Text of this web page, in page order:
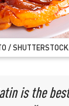
/
is the